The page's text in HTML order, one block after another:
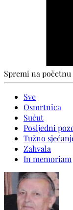
Spremi na početnu
Sve
Osmrtnica
Sućut
Posljedni
Tužno
Zahvala
In memoriam